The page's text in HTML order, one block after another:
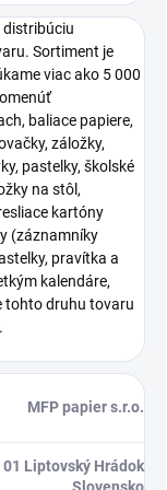
distribúciu
Sortiment je
viac ako 5 000
baliace papiere,
záložky,
pastelky, školské
na stôl,
kartóny
(záznamníky
pravítka a
kalendáre,
tohto druhu tovaru
MFP papier s.r.o.
Liptovský Hrádok